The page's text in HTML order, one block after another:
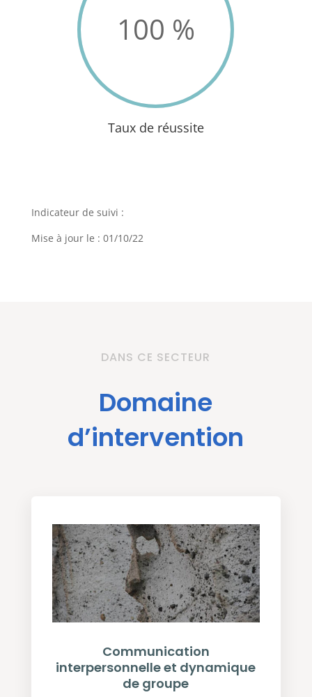
100 %
Taux de réussite
Indicateur de suivi :
Mise à jour le : 01/10/22
DANS CE SECTEUR
Domaine
d’intervention
Communication
interpersonnelle et dynamique
de groupe